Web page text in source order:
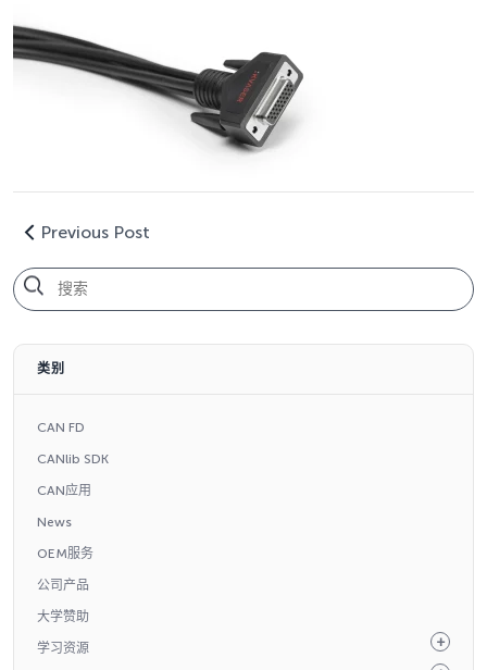
Previous Post
类别
CAN FD
CANlib SDK
CAN应用
News
OEM服务
公司产品
大学赞助
学习资源